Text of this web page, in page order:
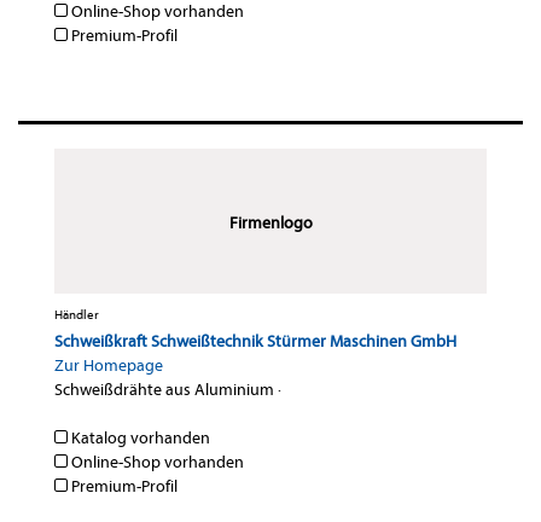
Online-Shop vorhanden
Premium-Profil
Firmenlogo
Händler
Schweißkraft Schweißtechnik Stürmer Maschinen GmbH
Zur Homepage
Schweißdrähte aus Aluminium ·
Katalog vorhanden
Online-Shop vorhanden
Premium-Profil